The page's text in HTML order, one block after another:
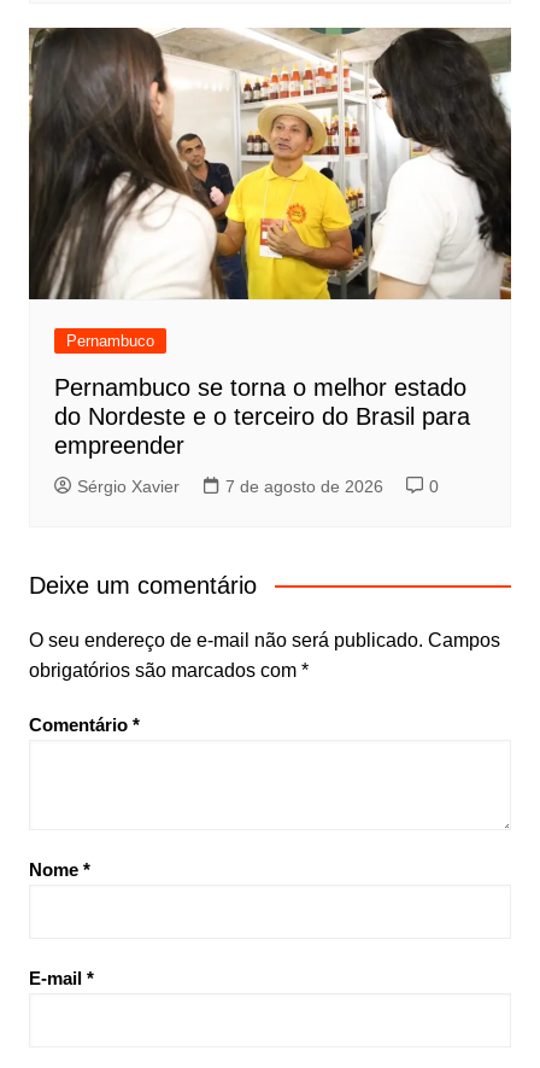
Pernambuco
Pernambuco se torna o melhor estado
do Nordeste e o terceiro do Brasil para
empreender
Sérgio Xavier 7 de agosto de 2026 0
Deixe um comentário
O seu endereço de e-mail não será publicado. Campos
obrigatórios são marcados com *
Comentário *
Nome *
E-mail *